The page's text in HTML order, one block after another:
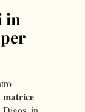
in
matrice